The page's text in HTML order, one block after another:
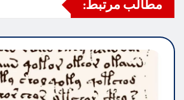
مطالب مرتبط: